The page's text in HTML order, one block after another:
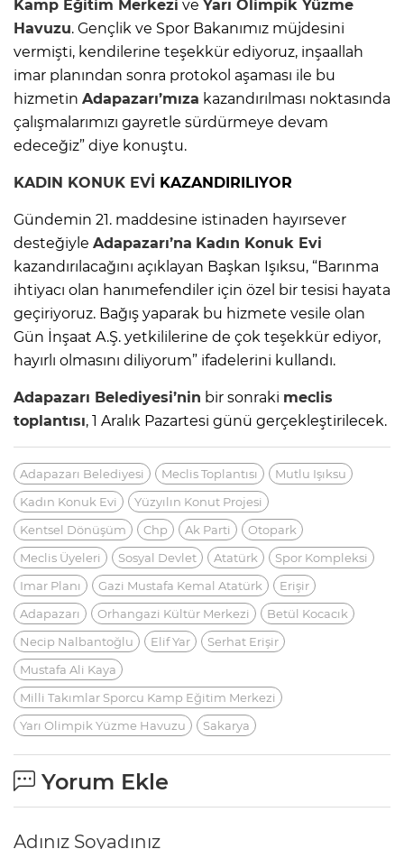
Kamp Eğitim Merkezi ve Yarı Olimpik Yüzme
Havuzu. Gençlik ve Spor Bakanımız müjdesini
vermişti, kendilerine teşekkür ediyoruz, inşaallah
imar planından sonra protokol aşaması ile bu
hizmetin Adapazarı’mıza kazandırılması noktasında
çalışmalarımızı gayretle sürdürmeye devam
edeceğiz” diye konuştu.
KADIN KONUK EVİ KAZANDIRILIYOR
Gündemin 21. maddesine istinaden hayırsever
desteğiyle Adapazarı’na Kadın Konuk Evi
kazandırılacağını açıklayan Başkan Işıksu, “Barınma
ihtiyacı olan hanımefendiler için özel bir tesisi hayata
geçiriyoruz. Bağış yaparak bu hizmete vesile olan
Gün İnşaat A.Ş. yetkililerine de çok teşekkür ediyor,
hayırlı olmasını diliyorum” ifadelerini kullandı.
Adapazarı Belediyesi’nin bir sonraki meclis
toplantısı, 1 Aralık Pazartesi günü gerçekleştirilecek.
Adapazarı Belediyesi Meclis Toplantısı
Mutlu Işıksu
Kadın Konuk Evi
Yüzyılın Konut Projesi
Kentsel Dönüşüm
Chp Ak Parti
Otopark
Meclis Üyeleri
Sosyal Devlet Atatürk
Spor Kompleksi
Imar Planı
Gazi Mustafa Kemal Atatürk
Erişir
Adapazarı
Orhangazi Kültür Merkezi
Betül Kocacık
Necip Nalbantoğlu
Elif Yar
Serhat Erişir
Mustafa Ali Kaya
Milli Takımlar Sporcu Kamp Eğitim Merkezi
Yarı Olimpik Yüzme Havuzu
Sakarya
Yorum Ekle
Adınız Soyadınız